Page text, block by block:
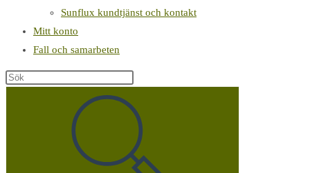
Sunflux kundtjänst och kontakt
Mitt konto
Fall och samarbeten
Sök